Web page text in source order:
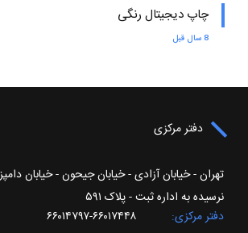
چاپ دیجیتال رنگی
8 سال قبل
دفتر مرکزی
تهران - خیابان آزادی - خیابان جیحون - خیابان
نرسیده به اداره ثبت - پلاک ۵۹۱
دفتر مرکزی
۶۶۰۱۷۴۴۸-۶۶۰۱۴۷۹۷